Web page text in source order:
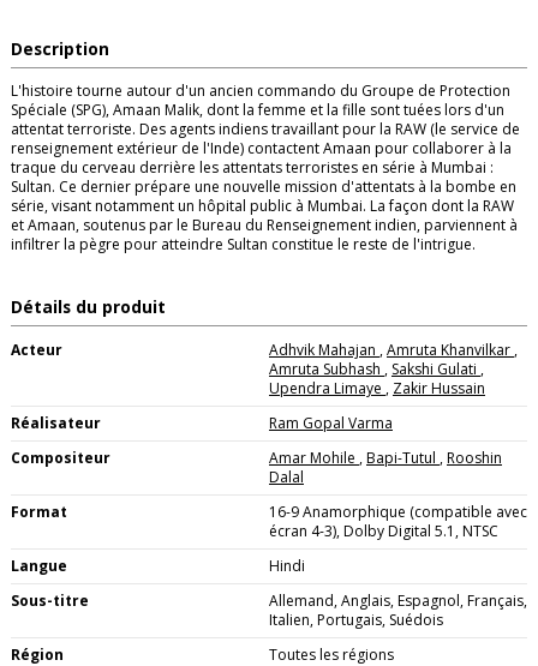
Description
L'histoire tourne autour d'un ancien commando du Groupe de Protection
Spéciale (SPG), Amaan Malik, dont la femme et la fille sont tuées lors d'un
attentat terroriste. Des agents indiens travaillant pour la RAW (le service de
renseignement extérieur de l'Inde) contactent Amaan pour collaborer à la
traque du cerveau derrière les attentats terroristes en série à Mumbai :
Sultan. Ce dernier prépare une nouvelle mission d'attentats à la bombe en
série, visant notamment un hôpital public à Mumbai. La façon dont la RAW
et Amaan, soutenus par le Bureau du Renseignement indien, parviennent à
infiltrer la pègre pour atteindre Sultan constitue le reste de l'intrigue.
Détails du produit
Acteur Adhvik Mahajan ,Amruta Khanvilkar ,
Amruta Subhash , Sakshi Gulati ,
Upendra Limaye , Zakir Hussain
Réalisateur
Ram Gopal Varma
Compositeur
Amar Mohile ,Bapi-Tutul ,Rooshin
Dalal
Format
16-9 Anamorphique (compatible avec
écran 4-3), Dolby Digital 5.1, NTSC
Langue
Hindi
Sous-titre
Allemand, Anglais, Espagnol, Français,
Italien, Portugais, Suédois
Région
Toutes les régions